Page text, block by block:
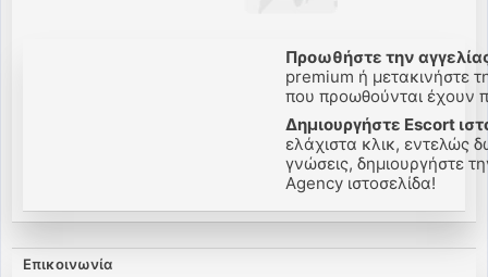
Προωθήστε την αγγελίας
premium ή μετακινήστε
που προωθούνται έχουν
Δημιουργήστε Escort
ελάχιστα κλικ, εντελώς
γνώσεις, δημιουργήστε
Agency ιστοσελίδα!
Επικοινωνία